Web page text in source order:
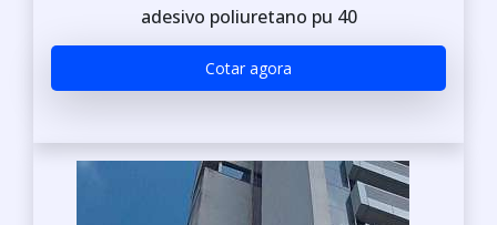
adesivo poliuretano pu 40
Cotar agora